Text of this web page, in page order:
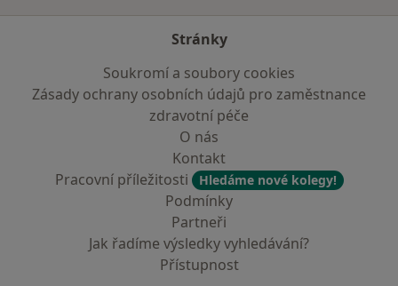
Stránky
Soukromí a soubory cookies
Zásady ochrany osobních údajů pro zaměstnance
zdravotní péče
O nás
Kontakt
Pracovní příležitosti
Hledáme nové kolegy!
Podmínky
Partneři
Jak řadíme výsledky vyhledávání?
Přístupnost